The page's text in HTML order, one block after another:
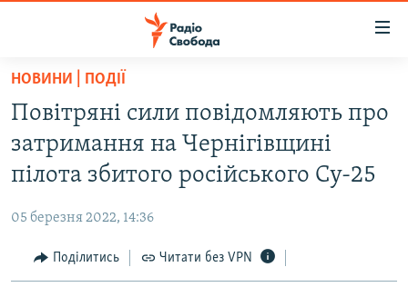
Перейти
основного
матеріалу
Перейти
до
основної
навігації
Перейти
до
ВСЕ ЗА ДОБУ
СТАТТІ
ЕКОНОМІКА
СУСПІЛЬСТВО
РОСІЙСЬКА «ФІЛЬТРАЦІЯ»
ДОНБАС.РЕАЛІЇ
НОВИНИ | ПОДІЇ
Повітряні сили повідомляють про
затримання на Чернігівщині
пілота збитого російського Су-25
05 березня 2022, 14:36
Поділитись Читати без VPN